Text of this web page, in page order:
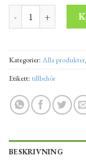
Kategorier:Alla produkter,
Etikett:tillbehör
BESKRIVNING